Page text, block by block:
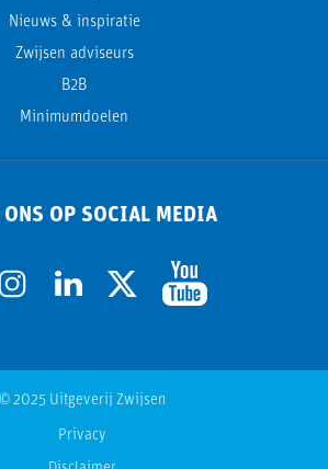
Nieuws & inspiratie
Zwijsen adviseurs
B2B
Minimumdoelen
ONS OP SOCIAL MEDIA
© 2025 Uitgeverij Zwijsen
Privacy